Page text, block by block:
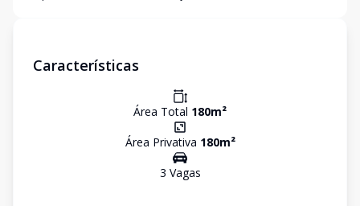
Características
Área Total 180m²
Área Privativa 180m²
3 Vagas